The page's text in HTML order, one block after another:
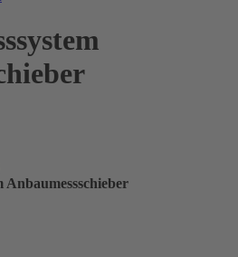
Anbaumessschieber